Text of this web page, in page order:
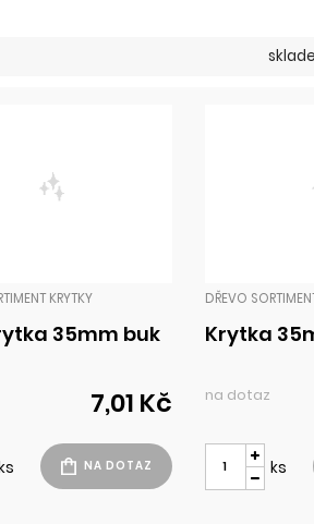
KRYTKY
35mm buk
7,01 Kč
DŘEVO
Krytka
na dotaz
ks